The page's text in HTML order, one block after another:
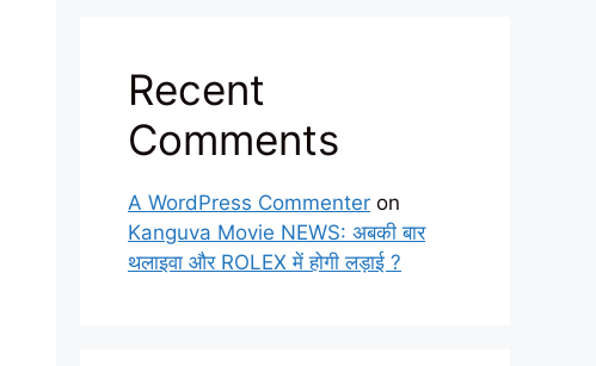
Recent
Comments
A WordPress Commenter on
Kanguva Movie NEWS: अबकी बार
थलाइवा और ROLEX में होगी लड़ाई ?